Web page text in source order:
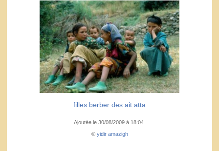
filles berber des ait atta
Ajoutée le 30/08/2009 à 18:04
© yidir amazigh